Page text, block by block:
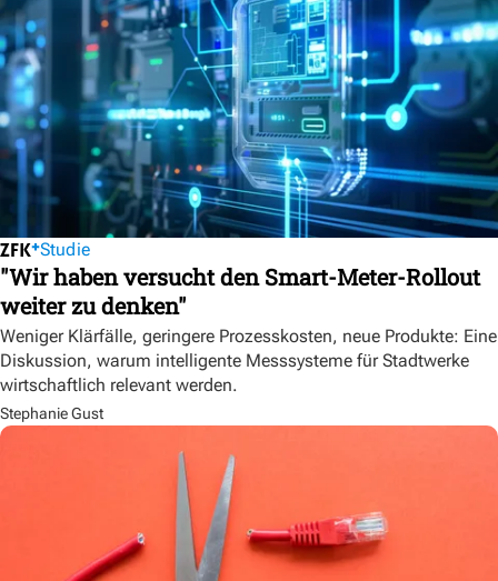
Studie
"Wir haben versucht den Smart-Meter-Rollout
weiter zu denken"
Weniger Klärfälle, geringere Prozesskosten, neue Produkte: Eine
Diskussion, warum intelligente Messsysteme für Stadtwerke
wirtschaftlich relevant werden.
Stephanie Gust